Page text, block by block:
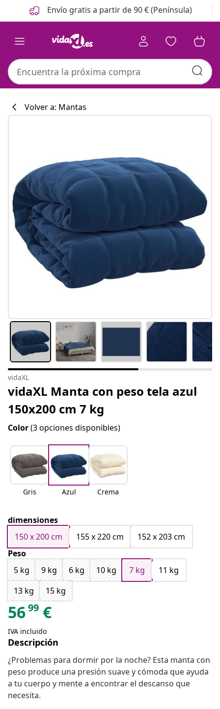
Anterior
Siguiente Envío gratis a partir de 90 € (Península)
#sharemevidaxl
Volver a: Mantas
vidaXL
vidaXL Manta con peso tela azul
150x200 cm 7 kg
Color(3 opciones disponibles)
Gris Azul Crema
dimensiones
150 x 200 cm
155 x 220 cm
152 x 203 cm
Peso
5 kg
9 kg 6 kg 10 kg 7 kg
11 kg
13 kg
15 kg
5699 €
IVA incluido
Descripción
¿Problemas para dormir por la noche? Esta manta con
peso produce una presión suave y cómoda que ayuda
a tu cuerpo y mente a encontrar el descanso que
necesita.